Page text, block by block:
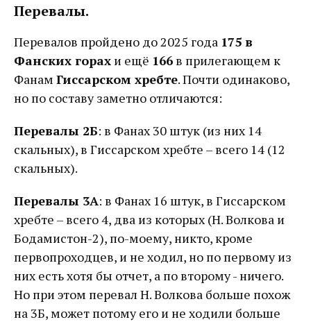
Перевалы.
Перевалов пройдено до 2025 года 175 в
Фанских горах и ещё 166в прилегающем к
Фанам Гиссарском хребте. Почти одинаково,
но по составу заметно отличаются:
Перевалы 2Б: в Фанах 30 штук (из них 14
скальных), в Гиссарском хребте – всего 14 (12
скальных).
Перевалы 3А: в Фанах 16 штук, в Гиссарском
хребте – всего 4, два из которых (Н. Волкова и
Бодамистон-2), по-моему, никто, кроме
первопроходцев, и не ходил, но по первому из
них есть хотя бы отчет, а по второму - ничего.
Но при этом перевал Н. Волкова больше похож
на 3Б, может потому его и не ходили больше